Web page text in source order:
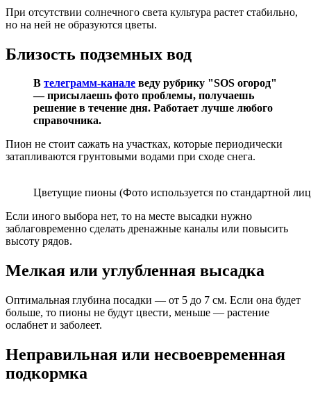
При отсутствии солнечного света культура растет стабильно,
но на ней не образуются цветы.
Близость подземных вод
В телеграмм-канале веду рубрику "SOS огород"
— присылаешь фото проблемы, получаешь
решение в течение дня. Работает лучше любого
справочника.
Пион не стоит сажать на участках, которые периодически
затапливаются грунтовыми водами при сходе снега.
Цветущие пионы (Фото используется по стандартной
Если иного выбора нет, то на месте высадки нужно
заблаговременно сделать дренажные каналы или повысить
высоту рядов.
Мелкая или углубленная высадка
Оптимальная глубина посадки — от 5 до 7 см. Если она будет
больше, то пионы не будут цвести, меньше — растение
ослабнет и заболеет.
Неправильная или несвоевременная
подкормка